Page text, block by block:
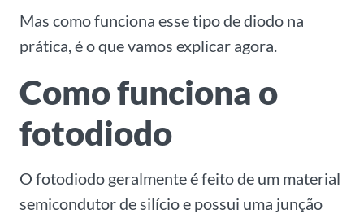
Mas como funciona esse tipo de diodo na
prática, é o que vamos explicar agora.
Como funciona o
fotodiodo
O fotodiodo geralmente é feito de um material
semicondutor de silício e possui uma junção